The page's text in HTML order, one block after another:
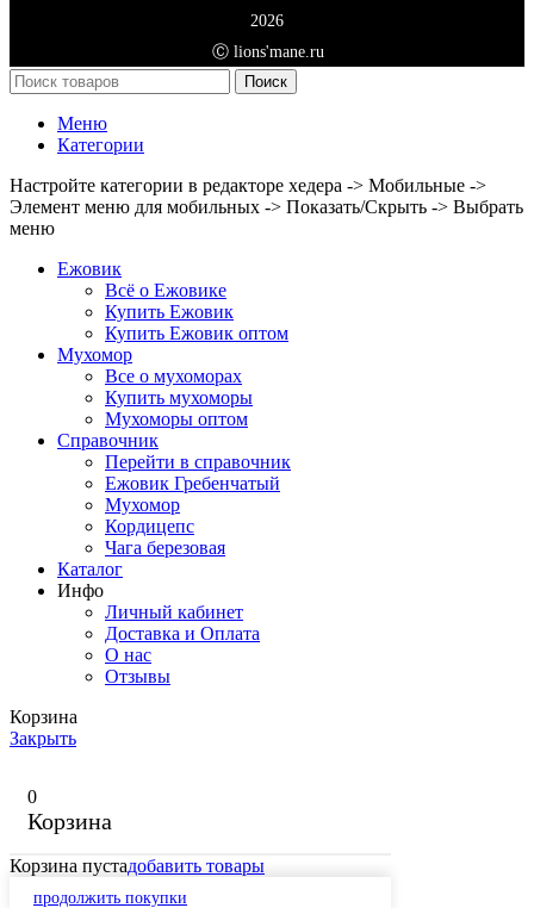
2026
Ⓒ lions'mane.ru
Поиск
Меню
Категории
Настройте категории в редакторе хедера -> Мобильные ->
Элемент меню для мобильных -> Показать/Скрыть -> Выбрать
меню
Ежовик
Всё о Ежовике
Купить Ежовик
Купить Ежовик оптом
Мухомор
Все о мухоморах
Купить мухоморы
Мухоморы оптом
Справочник
Перейти в справочник
Ежовик Гребенчатый
Мухомор
Кордицепс
Чага березовая
Каталог
Инфо
Личный кабинет
Доставка и Оплата
О нас
Отзывы
Корзина
Закрыть
0
Корзина
Корзина пустадобавить товары
продолжить покупки